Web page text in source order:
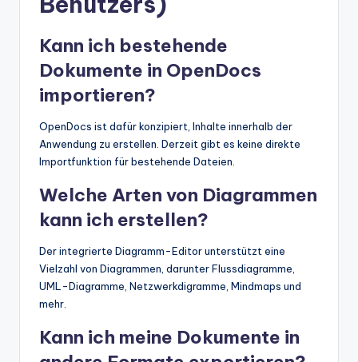
Kann ich bestehende
Dokumente in OpenDocs
importieren?
OpenDocs ist dafür konzipiert, Inhalte innerhalb der
Anwendung zu erstellen. Derzeit gibt es keine direkte
Importfunktion für bestehende Dateien.
Welche Arten von Diagrammen
kann ich erstellen?
Der integrierte Diagramm-Editor unterstützt eine
Vielzahl von Diagrammen, darunter Flussdiagramme,
UML-Diagramme, Netzwerkdigramme, Mindmaps und
mehr.
Kann ich meine Dokumente in